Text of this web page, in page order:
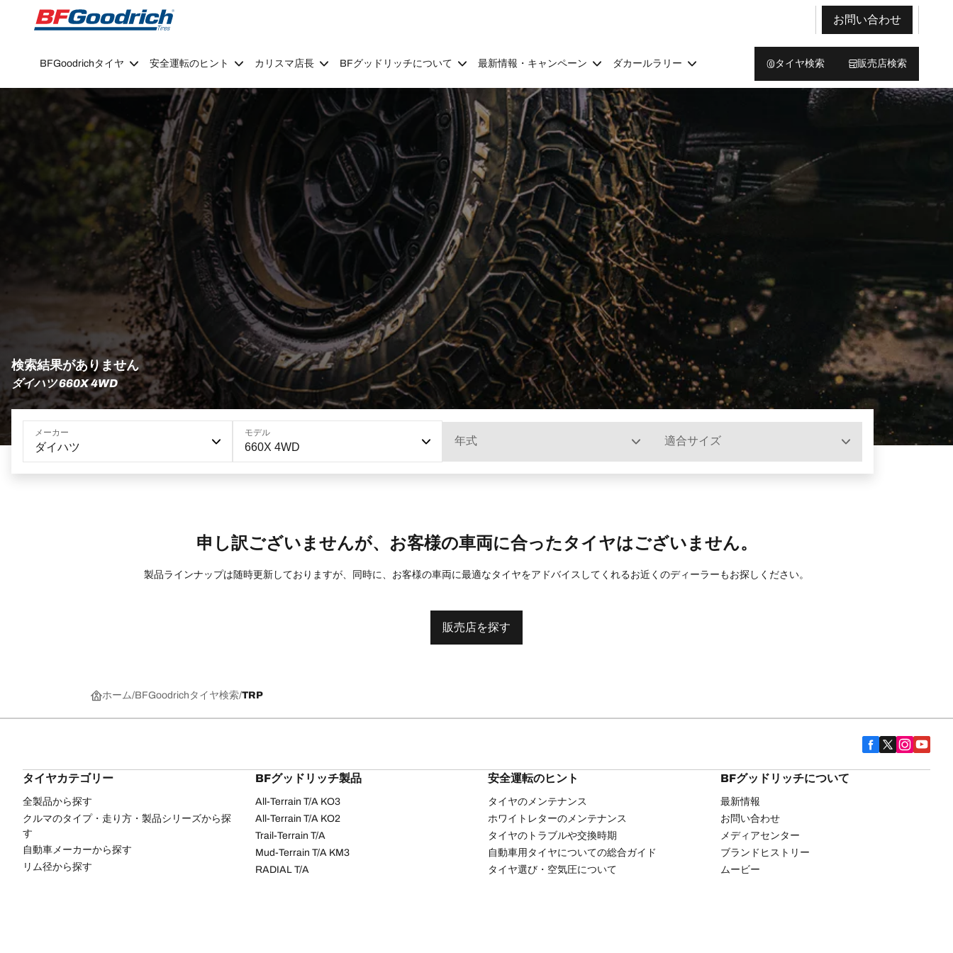
Go to page content
Go to page navigation
お問い合わせ
BFGoodrichタイヤ 安全運転のヒント カリスマ店長 BFグッドリッチについて 最新情報・キャンペーン ダカールラリー タイヤ検索 販売店検索
検索結果がありません
ダイハツ 660X 4WD
メーカー
ダイハツ
モデル
660X 4WD
年式 適合サイズ
申し訳ございませんが、お客様の車両に合ったタイヤはございません。
製品ラインナップは随時更新しておりますが、同時に、お客様の車両に最適なタイヤをアドバイスしてくれるお近くのディーラーもお探しください。
販売店を探す
ホーム BFGoodrichタイヤ検索 TRP
タイヤカテゴリー
全製品から探す
クルマのタイプ・走り方・製品シリーズから探
す
自動車メーカーから探す
リム径から探す
BFグッドリッチ製品
All-Terrain T/A KO3
All-Terrain T/A KO2
Trail-Terrain T/A
Mud-Terrain T/A KM3
RADIAL T/A
安全運転のヒント
タイヤのメンテナンス
ホワイトレターのメンテナンス
タイヤのトラブルや交換時期
自動車用タイヤについての総合ガイド
タイヤ選び・空気圧について
BFグッドリッチについて
最新情報
お問い合わせ
メディアセンター
ブランドヒストリー
ムービー